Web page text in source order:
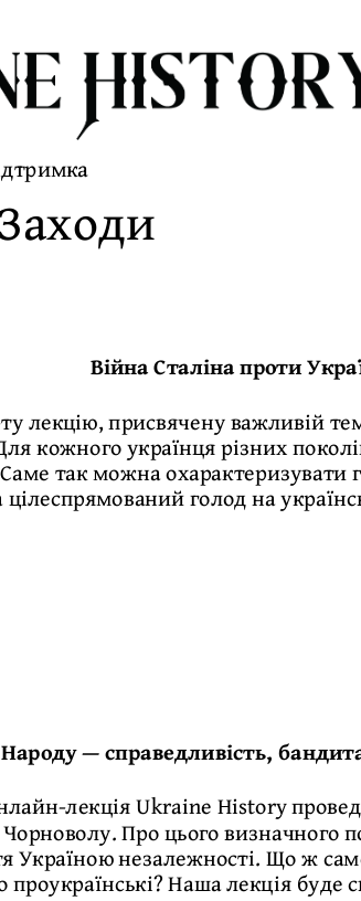
Заходи
Війна Сталіна проти
лекцію, присвячену важливій
кожного українця різних
так можна охарактеризувати
цілеспрямований голод на
Народу — справедливість,
лекція Ukraine History
Про цього визначного
Україною незалежності. Що ж
проукраїнські? Наша лекція